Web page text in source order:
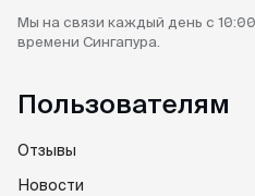
Мы на связи каждый день с
времени Сингапура.
Пользователям
Отзывы
Новости